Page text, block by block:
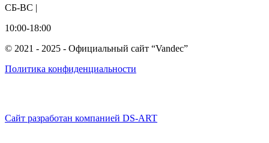
СБ-ВС |
10:00-18:00
© 2021 - 2025 - Официальный сайт “Vandec”
Политика конфиденциальности
Сайт разработан компанией DS-ART